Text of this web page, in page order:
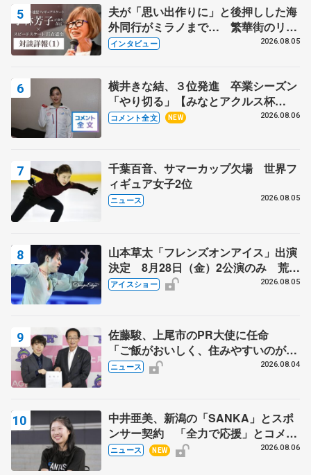
夫が「思い出作りに」と後押しした海
外同行がミラノまで… 繁華街のリン
クでは不良のお兄さんも味方に 小林
インタビュー 2026.08.05
横井きな結、３位発進 卒業シーズン
「やり切る」【みなとアクルス杯
SP】
コメント全文 NEW 2026.08.06
千葉百音、サマーカップ欠場 世界フ
ィギュア女子2位
ニュース 2026.08.05
山本草太「フレンズオンアイス」出演
決定 8月28日（金）2公演のみ 荒川
静香さんプロデュース、20周年のアイ
アイスショー 2026.08.05
佐藤駿、上尾市のPR大使に任命
「ご飯がおいしく、住みやすいのが魅
力」
ニュース 2026.08.04
中井亜美、新潟の「SANKA」とスポ
ンサー契約 「全力で応援」とコメン
ト
ニュース NEW 2026.08.06